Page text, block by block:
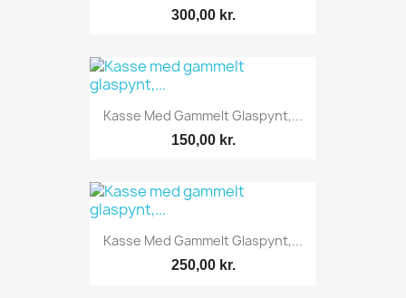
300,00 kr.
Kasse Med Gammelt Glaspynt,...
150,00 kr.
Kasse Med Gammelt Glaspynt,...
250,00 kr.